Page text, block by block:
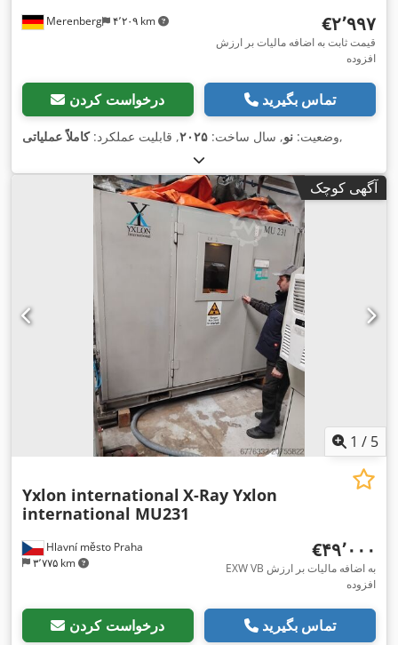
Merenberg ۴٬۲۰۹ km ‎€۲٬۹۹۷
قیمت ثابت به اضافه مالیات بر ارزش
افزوده
درخواست کردن تماس بگیرید
وضعیت: نو, سال ساخت: ۲۰۲۵, قابلیت عملکرد:کاملاً عملیاتی ,
آگهی کوچک
1 / 5
Hlavní město Praha
۳٬۷۷۵ km
Yxlon international X-Ray Yxlon
international MU231
‎€۴۹٬۰۰۰
EXW VB به اضافه مالیات بر ارزش
افزوده
درخواست کردن تماس بگیرید